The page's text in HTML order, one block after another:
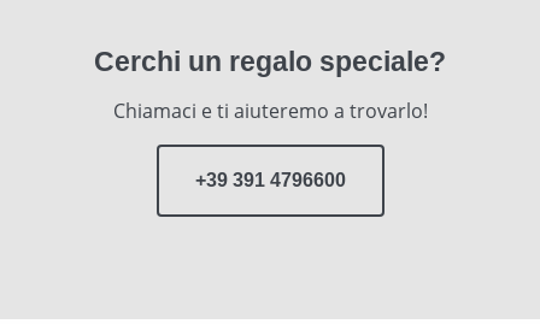
Cerchi un regalo speciale?
Chiamaci e ti aiuteremo a trovarlo!
+39 391 4796600